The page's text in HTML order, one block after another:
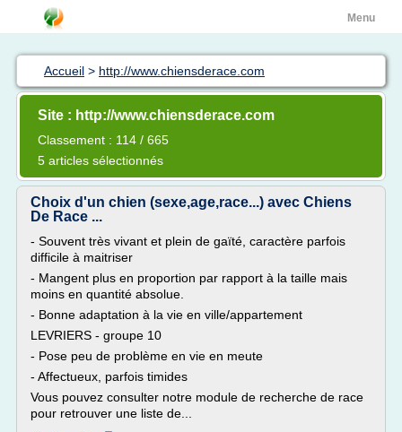
Menu
Accueil > http://www.chiensderace.com
Site : http://www.chiensderace.com
Classement : 114 / 665
5 articles sélectionnés
Choix d'un chien (sexe,age,race...) avec Chiens
De Race ...
- Souvent très vivant et plein de gaïté, caractère parfois
difficile à maitriser
- Mangent plus en proportion par rapport à la taille mais
moins en quantité absolue.
- Bonne adaptation à la vie en ville/appartement
LEVRIERS - groupe 10
- Pose peu de problème en vie en meute
- Affectueux, parfois timides
Vous pouvez consulter notre module de recherche de race
pour retrouver une liste de...